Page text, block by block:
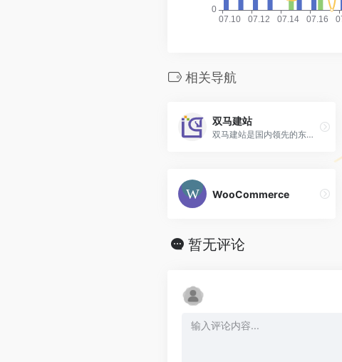
相关导航
双马建站
双马建站是国内领先的东南亚COD建站管理系统，为跨境卖家提供专业的中国台湾、东南亚地区、日本、东欧等地的COD建站管理服务,致力于解决COD行业转化、安全等痛点，帮助COD卖家更加灵活高效地处理跨境COD业务，实现降本增效目的，用科技赋能跨境企业成功。
WooCommerce
暂无评论